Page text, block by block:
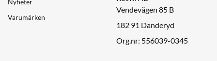
Nyheter
Varumärken
Vendevägen 85 B
182 91 Danderyd
Org.nr: 556039-0345